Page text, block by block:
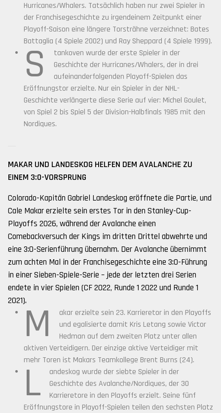
Hurricanes/Whalers. Tatsächlich haben nur zwei Spieler in
der Franchisegeschichte zu irgendeinem Zeitpunkt einer
Playoff-Saison eine längere Torsträhne verzeichnet: Bates
Battaglia (4 Spiele 2002) und Ray Sheppard (4 Spiele 1999).
S
tankoven wurde der erste Spieler in der
Geschichte der Hurricanes/Whalers, der in drei
aufeinanderfolgenden Playoff-Spielen das
Eröffnungstor erzielte. Nur ein Spieler in der NHL-
Geschichte verlängerte diese Serie auf vier: Michel Goulet,
von Spiel 2 bis Spiel 5 der Division-Halbfinals 1985 mit den
Nordiques.
MAKAR UND LANDESKOG HELFEN DEM AVALANCHE ZU
EINEM 3:0-VORSPRUNG
Colorado-Kapitän Gabriel Landeskog eröffnete die Partie, und
Cale Makar erzielte sein erstes Tor in den Stanley-Cup-
Playoffs 2026, während der Avalanche einen
Comebackversuch der Kings im dritten Drittel abwehrte und
eine 3:0-Serienführung übernahm. Der Avalanche übernimmt
zum achten Mal in der Franchisegeschichte eine 3:0-Führung
in einer Sieben-Spiele-Serie – jede der letzten drei Serien
endete in vier Spielen (CF 2022, Runde 1 2022 und Runde 1
2021).M
akar erzielte sein 23. Karrieretor in den Playoffs
und egalisierte damit Kris Letang sowie Victor
Hedman auf dem zweiten Platz unter allen
aktiven Verteidigern. Der einzige aktive Verteidiger mit
mehr Toren ist Makars Teamkollege Brent Burns (24).
L
andeskog wurde der siebte Spieler in der
Geschichte des Avalanche/Nordiques, der 30
Karrieretore in den Playoffs erzielt. Seine fünf
Eröffnungstore in Playoff-Spielen teilen den sechsten Platz